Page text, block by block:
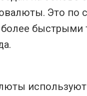
Это по
более